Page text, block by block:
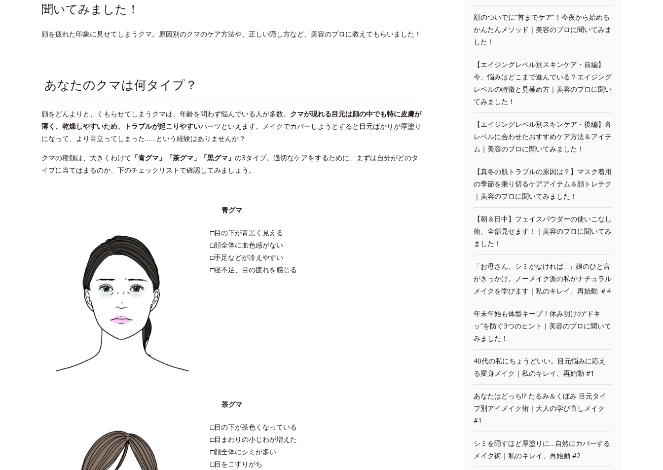
聞いてみました！
顔を疲れた印象に見せてしまうクマ。原因別のクマのケア方法や、正しい隠し方など、美容のプロに教えてもらいました！
あなたのクマは何タイプ？
顔をどんよりと、くもらせてしまうクマは、年齢を問わず悩んでいる人が多数。 クマが現れる目元は顔の中でも特に皮膚が
薄く、乾燥しやすいため、トラブルが起こりやすいパーツといえます。メイクでカバーしようとすると目元ばかりが厚塗り
になって、より目立ってしまった……という経験はありませんか？
クマの種類は、大きくわけて 「青グマ」「茶グマ」「黒グマ」 の3タイプ。適切なケアをするために、まずは自分がどのタ
イプに当てはまるのか、下のチェックリストで確認してみましょう。
青グマ
□目の下が青黒く見える
□顔全体に血色感がない
□手足などが冷えやすい
□寝不足、目の疲れを感じる
茶グマ
□目の下が茶色くなっている
□目まわりの小じわが増えた
□顔全体にシミが多い
□目をこすりがち
顔のついでに“首までケア”！今夜から始める
かんたんメソッド｜美容のプロに聞いてみま
した！
【エイジングレベル別スキンケア・前編】
今、悩みはどこまで進んでいる？エイジング
レベルの特徴と見極め方｜美容のプロに聞い
てみました！
【エイジングレベル別スキンケア・後編】各
レベルに合わせたおすすめケア方法＆アイテ
ム｜美容のプロに聞いてみました！
【真冬の肌トラブルの原因は？】マスク着用
の季節を乗り切るケアアイテム＆顔トレテク
｜美容のプロに聞いてみました！
【朝＆日中】フェイスパウダーの使いこなし
術、全部見せます！｜美容のプロに聞いてみ
ました！
「お母さん、シミがなければ…」娘のひと言
がきっかけ。ノーメイク派の私がナチュラル
メイクを学びます｜私のキレイ、再始動 ＃4
年末年始も体型キープ！休み明けの“ドキ
ッ”を防ぐ3つのヒント｜美容のプロに聞いて
みました！
40代の私にちょうどいい。目元悩みに応え
る変身メイク｜私のキレイ、再始動 #1
あなたはどっち!? たるみ＆くぼみ 目元タイ
プ別アイメイク術｜大人の学び直しメイク
#1
シミを隠すほど厚塗りに…自然にカバーする
メイク術｜私のキレイ、再始動 #2